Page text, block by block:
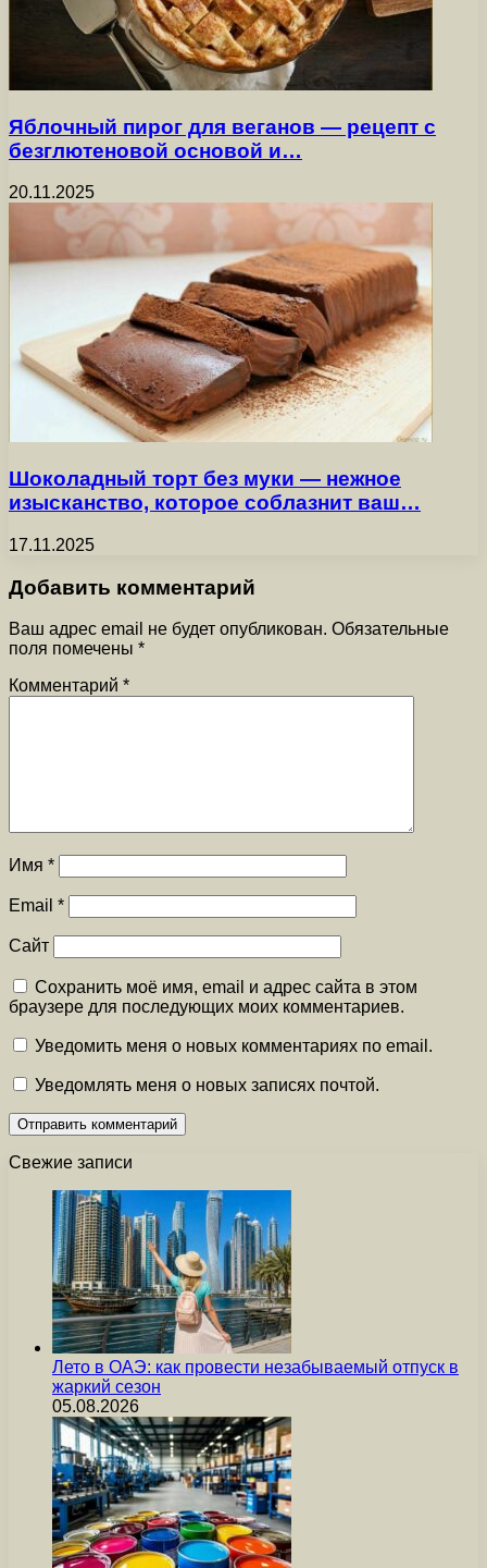
Яблочный пирог для веганов — рецепт с
безглютеновой основой и…
20.11.2025
Шоколадный торт без муки — нежное
изысканство, которое соблазнит ваш…
17.11.2025
Добавить комментарий
Ваш адрес email не будет опубликован. Обязательные
поля помечены *
Комментарий *
Имя *
Email *
Сайт
Сохранить моё имя, email и адрес сайта в этом
браузере для последующих моих комментариев.
Уведомить меня о новых комментариях по email.
Уведомлять меня о новых записях почтой.
Свежие записи
Лето в ОАЭ: как провести незабываемый отпуск в
жаркий сезон
05.08.2026